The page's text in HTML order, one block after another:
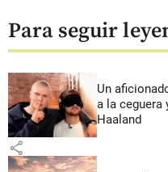
Para seguir
Un
a la ceguera
Haaland
share